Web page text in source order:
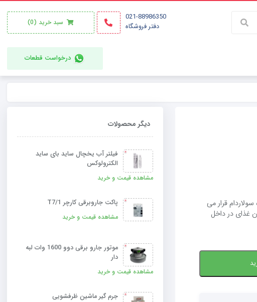
021-88986350
دفتر فروشگاه
سبد خرید (0)
درخواست قطعات
قرار می
غذای در داخل
دیگر محصولات
فیلتر آب یخچال ساید بای ساید
الکترولوکس
مشاهده قیمت و خرید
پاکت جاروبرقی کارچر T7/1
مشاهده قیمت و خرید
موتور جارو برقی دوو 1600 وات لبه
دار
مشاهده قیمت و خرید
جرم‌ گیر ماشین ظرفشویی